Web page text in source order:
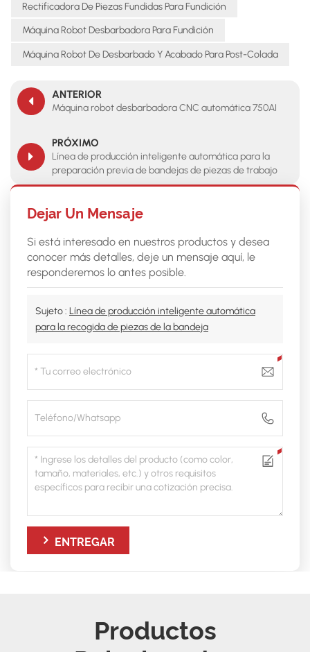
Rectificadora De Piezas Fundidas Para Fundición
Máquina Robot Desbarbadora Para Fundición
Máquina Robot De Desbarbado Y Acabado Para Post-Colada
ANTERIOR
Máquina robot desbarbadora CNC automática 750AI
PRÓXIMO
Línea de producción inteligente automática para la
preparación previa de bandejas de piezas de trabajo
Dejar Un Mensaje
Si está interesado en nuestros productos y desea
conocer más detalles, deje un mensaje aquí, le
responderemos lo antes posible.
Sujeto : Línea de producción inteligente automática
para la recogida de piezas de la bandeja
ENTREGAR
Productos